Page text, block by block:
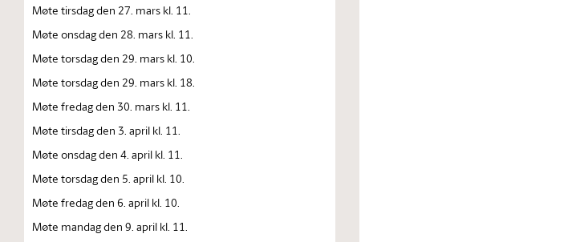
Møte tirsdag den 27. mars kl. 11.
Møte onsdag den 28. mars kl. 11.
Møte torsdag den 29. mars kl. 10.
Møte torsdag den 29. mars kl. 18.
Møte fredag den 30. mars kl. 11.
Møte tirsdag den 3. april kl. 11.
Møte onsdag den 4. april kl. 11.
Møte torsdag den 5. april kl. 10.
Møte fredag den 6. april kl. 10.
Møte mandag den 9. april kl. 11.